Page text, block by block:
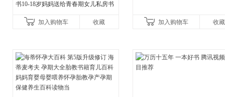
书10-18岁妈妈送给青春期女儿私房书
育女孩发育叛逆期
加入购物车 收藏 加入购物车 收藏